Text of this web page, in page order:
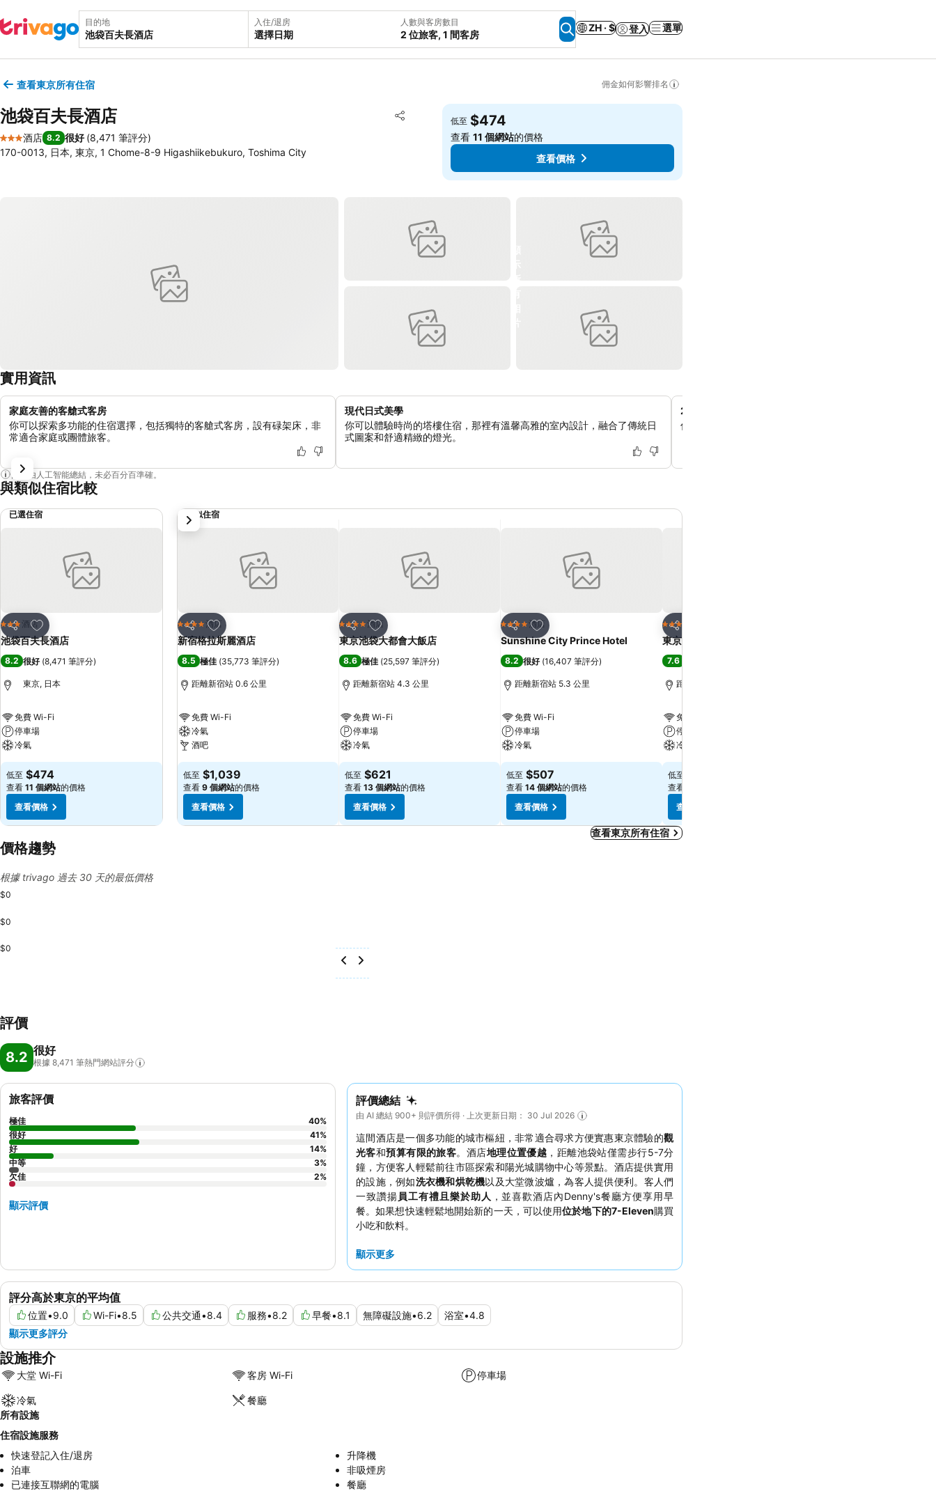
目的地 入住/退房
選擇日期
人數與客房數目
2 位旅客, 1 間客房
ZH · $ 登入 選單
查看東京所有住宿 佣金如何影響排名
池袋百夫長酒店 分享
放到收藏夾
3 星級
酒店 8.2 很好 (8,471 筆評分)
170-0013, 日本, 東京, 1 Chome-8-9 Higashiikebukuro, Toshima City
低至 $474
查看11 個網站的價格
查看價格
實用資訊
家庭友善的客艙式客房
你可以探索多功能的住宿選擇，包括獨特的客艙式客房，設有碌架床，非
常適合家庭或團體旅客。
現代日式美學
你可以體驗時尚的塔樓住宿，那裡有溫馨高雅的室內設計，融合了傳統日
式圖案和舒適精緻的燈光。
24小時便利大堂服務
你可以在三樓接待處使用自助設施角、24小時熱茶和熱水
內容由人工智能總結，未必百分百準確。
與類似住宿比較
已選住宿
分享
放到收藏夾
3 星級酒店
池袋百夫長酒店
8.2 很好 (8,471 筆評分)
東京, 日本
免費 Wi-Fi
停車場
冷氣
低至 $474
查看 11 個網站的價格
查看價格
類似住宿
分享
放到收藏夾
4 星級 酒店
新宿格拉斯麗酒店
8.5 極佳 (35,773 筆評分)
距離新宿站 0.6 公里
免費 Wi-Fi
冷氣
酒吧
低至 $1,039
查看 9 個網站的價格
查看價格
分享
放到收藏夾
4 星級 酒店
東京池袋大都會大飯店
8.6 極佳 (25,597 筆評分)
距離新宿站 4.3 公里
免費 Wi-Fi
停車場
冷氣
低至 $621
查看 13 個網站的價格
查看價格
分享
放到收藏夾
4 星級 酒店
Sunshine City Prince Hotel
8.2 很好 (16,407 筆評分)
距離新宿站 5.3 公里
免費 Wi-Fi
停車場
冷氣
低至 $507
查看 14 個網站的價格
查看價格
分享
4 星級
東京新宿華盛頓酒店
7.6
距離新宿站 0.7 公里
免費 Wi-Fi
停車場
冷氣
低至
查看
查看價格
下一步
查看東京所有住宿
價格趨勢
根據 trivago 過去 30 天的最低價格
$0
$0
$0
評價
8.2 很好
根據 8,471 筆熱門網站評分
評價總結
由 AI 總結 900+ 則評價所得 · 上次更新日期： 30 Jul 2026
這間酒店是一個多功能的城市樞紐，非常適合尋求方便實惠東京體驗的觀
光客和預算有限的旅客。酒店地理位置優越 ，距離池袋站僅需步行5-7分
鐘，方便客人輕鬆前往市區探索和陽光城購物中心等景點。酒店提供實用
的設施，例如洗衣機和烘乾機以及大堂微波爐，為客人提供便利。客人們
一致讚揚員工有禮且樂於助人 ，並喜歡酒店內Denny's餐廳方便享用早
餐。如果想快速輕鬆地開始新的一天，可以使用位於地下的7-Eleven購買
小吃和飲料。
顯示更多
評分高於東京的平均值
位置•9.0 Wi-Fi•8.5 公共交通•8.4 服務•8.2 早餐•8.1 無障礙設施•6.2 浴室•4.8
顯示更多評分
旅客評價
極佳 40%
很好
41%
好
14%
中等
3%
欠佳
2%
顯示評價
設施推介
大堂 Wi-Fi 客房 Wi-Fi 停車場
冷氣
餐廳
所有設施
住宿設施服務
快速登記入住/退房
升降機
泊車
非吸煙房
已連接互聯網的電腦
餐廳